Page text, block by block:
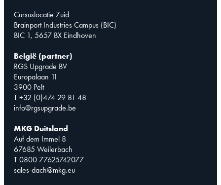
Cursuslocatie Zuid
Brainport Industries Campus (BIC)
BIC 1, 5657 BX Eindhoven
België (partner)
RGS Upgrade BV
Europalaan 11
3900 Pelt
T +32 (0)474 29 81 48
info@rgsupgrade.be
MKG Duitsland
Auf dem Immel 8
67685 Weilerbach
T 0800 77625742077
sales-dach@mkg.eu